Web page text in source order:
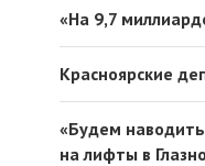
«На 9,7
Красноярские
«Будем
на лифты в